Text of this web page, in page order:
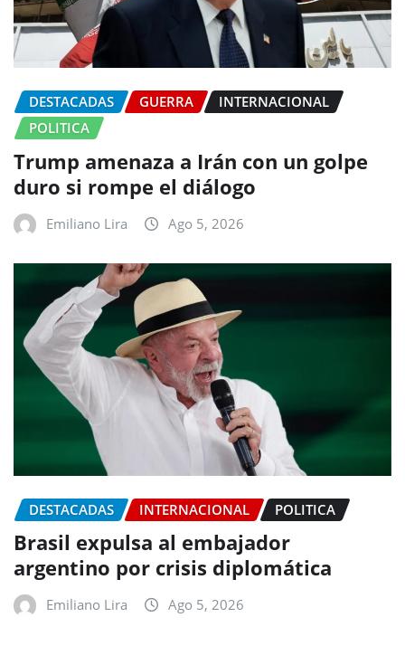
DESTACADAS GUERRA
INTERNACIONAL
POLITICA
Trump amenaza a Irán con un golpe
duro si rompe el diálogo
Emiliano Lira Ago 5, 2026
DESTACADAS INTERNACIONAL POLITICA
Brasil expulsa al embajador
argentino por crisis diplomática
Emiliano Lira Ago 5, 2026